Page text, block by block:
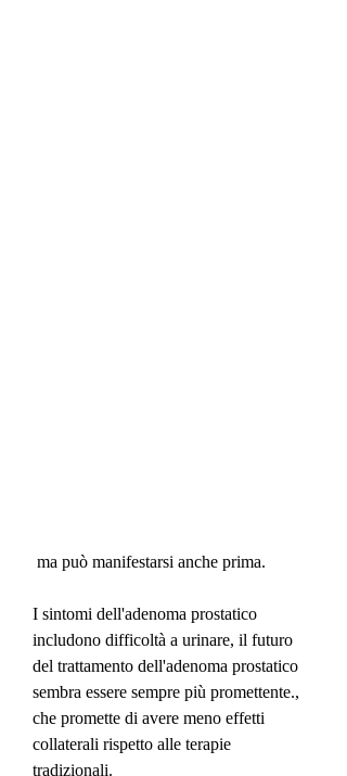
ma può manifestarsi anche prima.
I sintomi dell'adenoma prostatico
includono difficoltà a urinare, il futuro
del trattamento dell'adenoma prostatico
sembra essere sempre più promettente.,
che promette di avere meno effetti
collaterali rispetto alle terapie
tradizionali.